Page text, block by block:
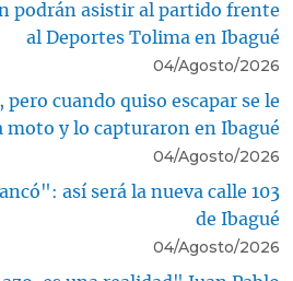
podrán asistir al partido frente
al Deportes Tolima en Ibagué
04/Agosto/2026
pero cuando quiso escapar se le
moto y lo capturaron en Ibagué
04/Agosto/2026
así será la nueva calle 103
de Ibagué
04/Agosto/2026